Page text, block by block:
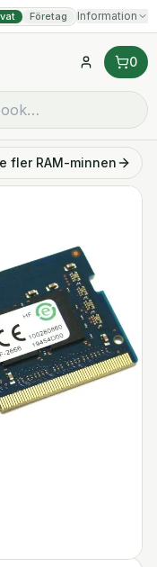
Företag Information
0
fler RAM-minnen